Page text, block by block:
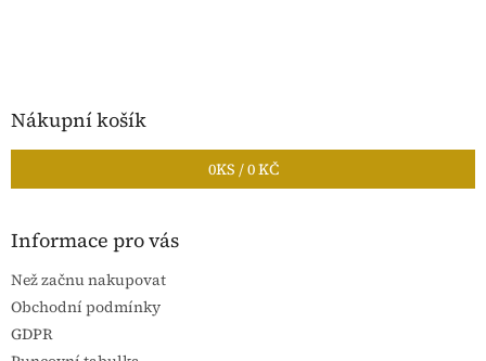
Nákupní košík
0KS /0 KČ
Informace pro vás
Než začnu nakupovat
Obchodní podmínky
GDPR